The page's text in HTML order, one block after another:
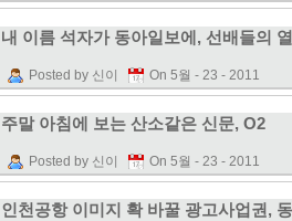
내 이름 석자가 동아일보에, 선배들의
Posted by 신이 On 5월 - 23 - 2011
주말 아침에 보는 산소같은 신문, O2
Posted by 신이 On 5월 - 23 - 2011
인천공항 이미지 확 바꿀 광고사업권,